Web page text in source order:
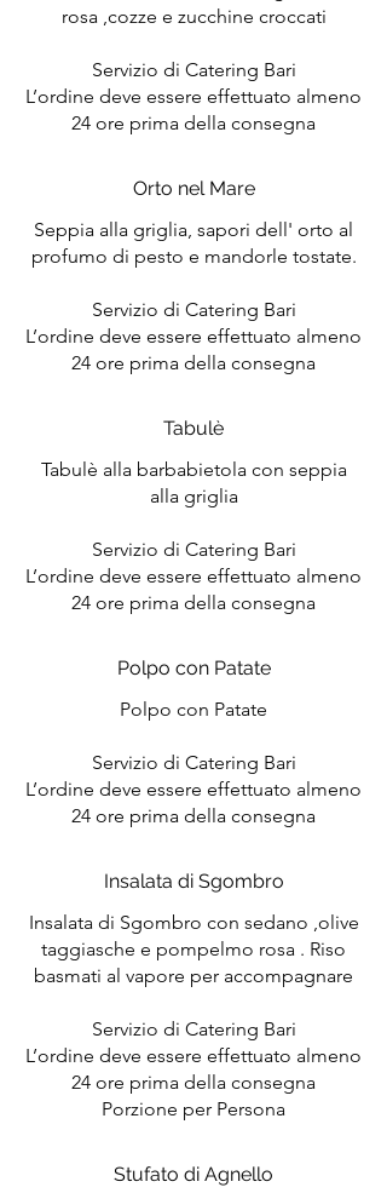
rosa ,cozze e zucchine croccati
Servizio di Catering Bari
L’ordine deve essere effettuato almeno
Orto nel Mare
Seppia alla griglia, sapori dell' orto al
profumo di pesto e mandorle tostate.
Servizio di Catering Bari
L’ordine deve essere effettuato almeno
24 ore prima della consegna
Tabulè
Tabulè alla barbabietola con seppia
alla griglia
Servizio di Catering Bari
L’ordine deve essere effettuato almeno
24 ore prima della consegna
Polpo con Patate
Polpo con Patate
Servizio di Catering Bari
L’ordine deve essere effettuato almeno
24 ore prima della consegna
Insalata di Sgombro
Insalata di Sgombro con sedano ,olive
taggiasche e pompelmo rosa . Riso
basmati al vapore per accompagnare
Servizio di Catering Bari
L’ordine deve essere effettuato almeno
24 ore prima della consegna
Porzione per Persona
Stufato di Agnello